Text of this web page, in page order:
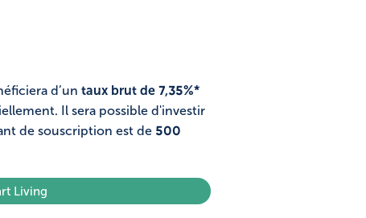
d’un taux brut de 7,35%*
Il sera possible d'investir
de souscription est de 500
Living